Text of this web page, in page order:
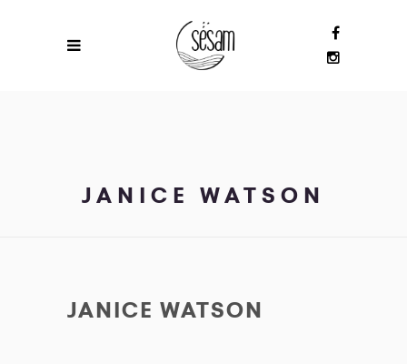
JANICE WATSON
JANICE WATSON